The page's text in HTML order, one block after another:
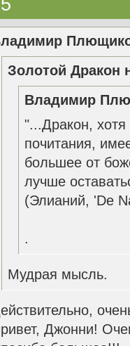
Золотой Дракон
Владимир
"...Дракон,
почитания,
большее от
лучше
(Элианий, 'De
.
Мудрая мысль.
Джонни!